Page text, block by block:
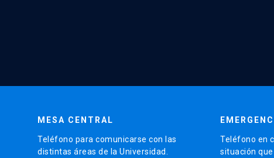
MESA CENTRAL
Teléfono para comunicarse con las
distintas áreas de la Universidad.
Teléfono en
situación